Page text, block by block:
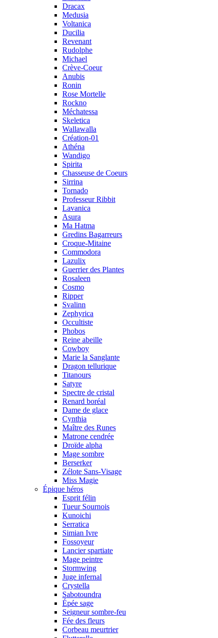
Dracax
Medusia
Voltanica
Ducilia
Revenant
Rudolphe
Michael
Crève-Coeur
Anubis
Ronin
Rose Mortelle
Rockno
Méchatessa
Skeletica
Wallawalla
Création-01
Athéna
Wandigo
Spirita
Chasseuse de Coeurs
Sirrina
Tornado
Professeur Ribbit
Lavanica
Asura
Ma Hatma
Gredins Bagarreurs
Croque-Mitaine
Commodora
Lazulix
Guerrier des Plantes
Rosaleen
Cosmo
Ripper
Svalinn
Zephyrica
Occultiste
Phobos
Reine abeille
Cowboy
Marie la Sanglante
Dragon tellurique
Titanours
Satyre
Spectre de cristal
Renard boréal
Dame de glace
Cynthia
Maître des Runes
Matrone cendrée
Droïde alpha
Mage sombre
Berserker
Zélote Sans-Visage
Miss Magie
Épique héros
Esprit félin
Tueur Sournois
Kunoichi
Serratica
Simian Ivre
Fossoyeur
Lancier spartiate
Mage peintre
Stormwing
Juge infernal
Crystella
Sabotoundra
Épée sage
Seigneur sombre-feu
Fée des fleurs
Corbeau meurtrier